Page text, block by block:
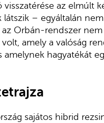
az elmúlt
– egyáltalán
Orbán-rendszer nem
amely a valóság
hagyatékát
sajátos hibrid